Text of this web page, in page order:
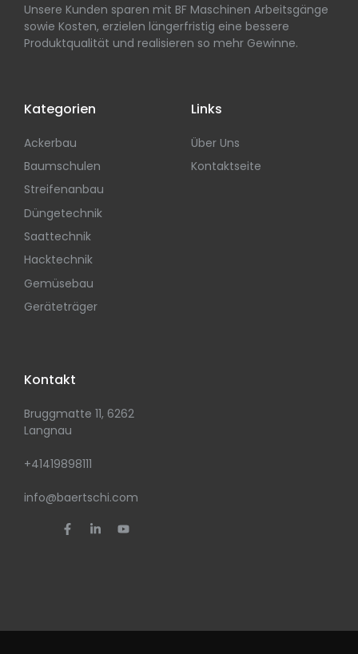
Unsere Kunden sparen mit BF Maschinen Arbeitsgänge
sowie Kosten, erzielen längerfristig eine bessere
Produktqualität und realisieren so mehr Gewinne.
Kategorien
Ackerbau
Baumschulen
Streifenanbau
Düngetechnik
Saattechnik
Hacktechnik
Gemüsebau
Geräteträger
Links
Über Uns
Kontaktseite
Kontakt
Bruggmatte 11, 6262
Langnau
+41419898111
info@baertschi.com